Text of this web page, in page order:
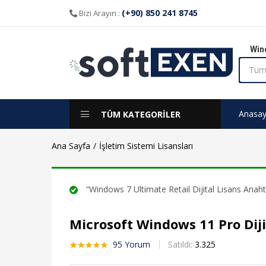
Bizi Arayın : (+90) 850 241 8745
TÜM KATEGORİLER
Ana Sayfa İşletim Sistemi Lisansları
“Windows 7 Ultimate Retail Dijital Lisans
Microsoft Windows 11 Pro
puanına
95 Yorum Satıldı: 3.325